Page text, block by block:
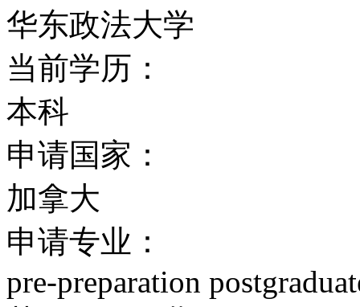
志、档案材料、微缩胶
的书籍，同时还订阅了
克大学的Scott Library，
Collection，Peter F.
Science and Engineering
School Library分布在
分布在Glendon校区。
华东政法大学
当前学历：
本科
申请国家：
加拿大
申请专业：
pre-preparation